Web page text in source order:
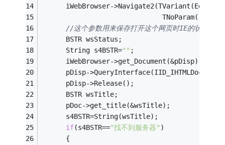
iWebBrowser->Navigate2(TVariant(Edit1-
//这个参数用来保存打开这个网页时IE的状态栏上
      BSTR wsStatus;
      String s4BSTR=
"" ;
      iWebBrowser->get_Document(&pDisp);
pDisp-
      pDisp->Release();
      BSTR wsTitle;
      pDoc->get_title(&wsTitle);
      s4BSTR=String(wsTitle);
if(s4BSTR=="找不到服务器" )
      {